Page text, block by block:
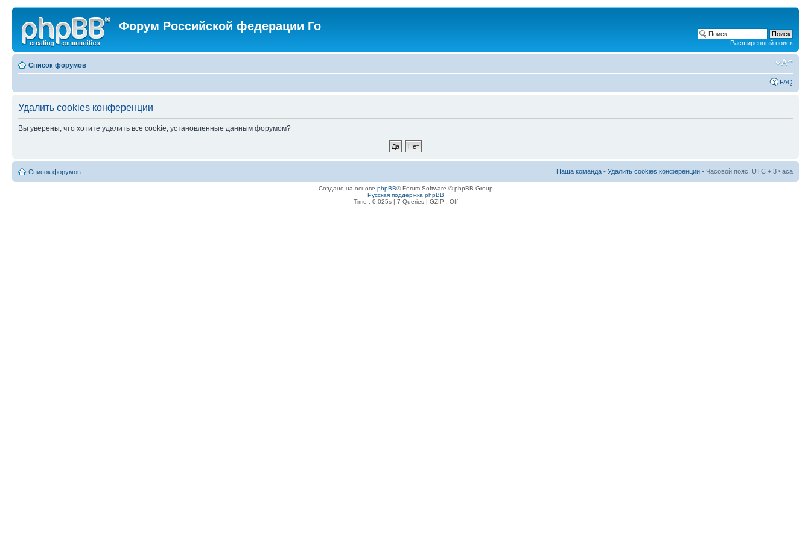
Форум Российской федерации Го
Расширенный поиск
Список форумов
FAQ
Удалить cookies конференции
Вы уверены, что хотите удалить все cookie, установленные данным форумом?
Список форумов Наша команда • Удалить cookies конференции • Часовой пояс: UTC + 3 часа
Создано на основе phpBB® Forum Software © phpBB Group
Русская поддержка phpBB
Time : 0.025s | 7 Queries | GZIP : Off